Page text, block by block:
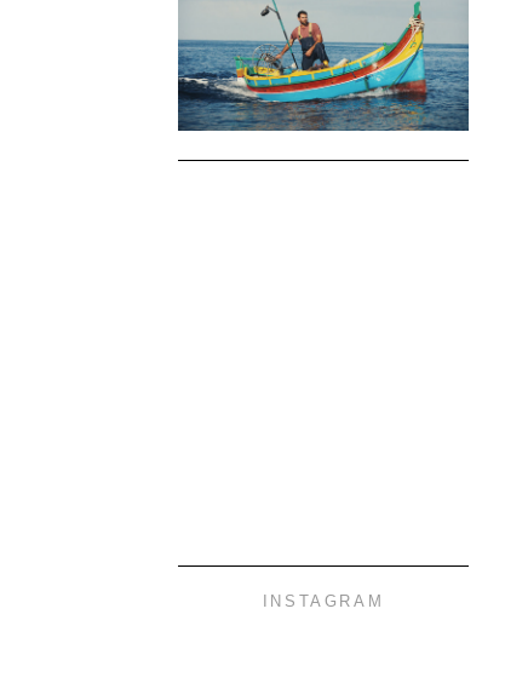
INSTAGRAM